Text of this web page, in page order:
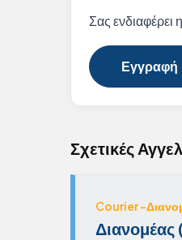
Σας ενδιαφέρει
Εγγραφή
Σχετικές
Courier -